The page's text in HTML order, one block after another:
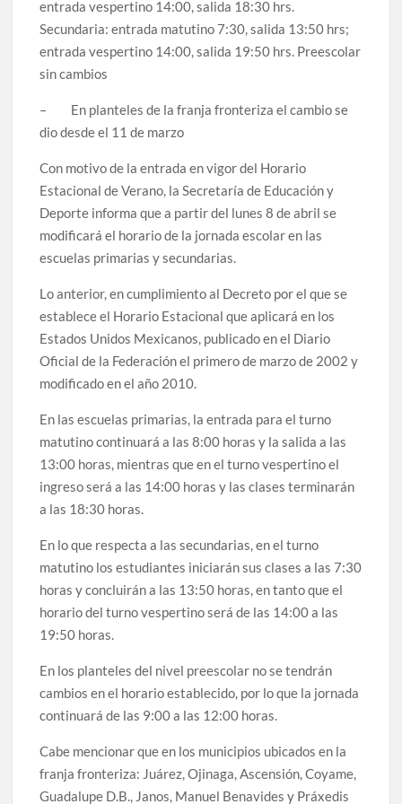
celebrarse en Delicias
Amplía Biblioteca Central “Carlos Montemayor”
actividades gratuitas para este mes de julio
entrada vespertino 14:00, salida 18:30 hrs.
Secundaria: entrada matutino 7:30, salida 13:50 hrs;
entrada vespertino 14:00, salida 19:50 hrs. Preescolar
sin cambios
– En planteles de la franja fronteriza el cambio se
dio desde el 11 de marzo
Con motivo de la entrada en vigor del Horario
Estacional de Verano, la Secretaría de Educación y
Deporte informa que a partir del lunes 8 de abril se
modificará el horario de la jornada escolar en las
escuelas primarias y secundarias.
Lo anterior, en cumplimiento al Decreto por el que se
establece el Horario Estacional que aplicará en los
Estados Unidos Mexicanos, publicado en el Diario
Oficial de la Federación el primero de marzo de 2002 y
modificado en el año 2010.
En las escuelas primarias, la entrada para el turno
matutino continuará a las 8:00 horas y la salida a las
13:00 horas, mientras que en el turno vespertino el
ingreso será a las 14:00 horas y las clases terminarán
a las 18:30 horas.
En lo que respecta a las secundarias, en el turno
matutino los estudiantes iniciarán sus clases a las 7:30
horas y concluirán a las 13:50 horas, en tanto que el
horario del turno vespertino será de las 14:00 a las
19:50 horas.
En los planteles del nivel preescolar no se tendrán
cambios en el horario establecido, por lo que la jornada
continuará de las 9:00 a las 12:00 horas.
Cabe mencionar que en los municipios ubicados en la
franja fronteriza: Juárez, Ojinaga, Ascensión, Coyame,
Guadalupe D.B., Janos, Manuel Benavides y Práxedis